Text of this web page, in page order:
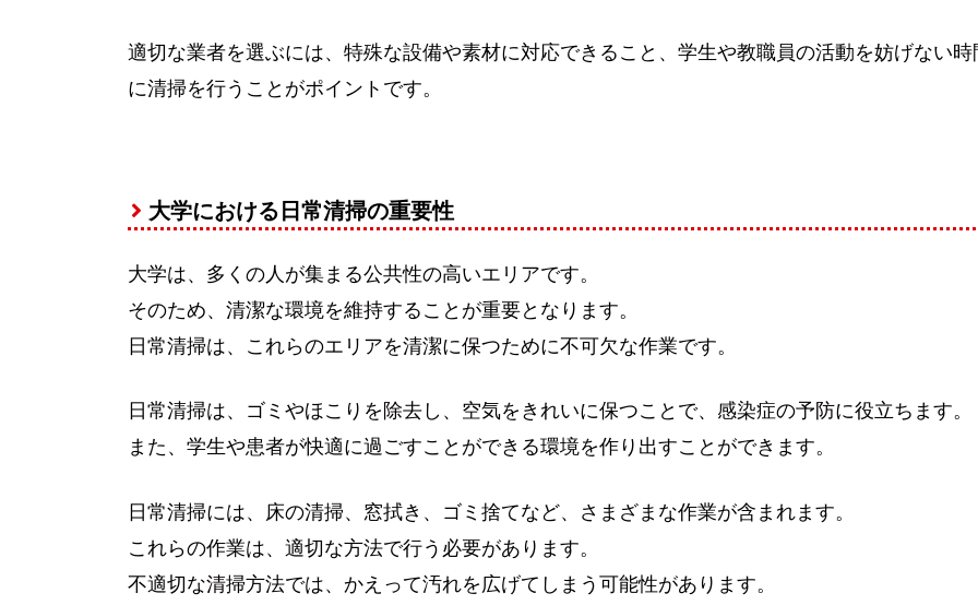
適切な業者を選ぶには、特殊な設備や素材に対応できること、学生や教職員の活動を妨げない時
に清掃を行うことがポイントです。
大学における日常清掃の重要性
大学は、多くの人が集まる公共性の高いエリアです。
そのため、清潔な環境を維持することが重要となります。
日常清掃は、これらのエリアを清潔に保つために不可欠な作業です。
日常清掃は、ゴミやほこりを除去し、空気をきれいに保つことで、感染症の予防に役立ちます。
また、学生や患者が快適に過ごすことができる環境を作り出すことができます。
日常清掃には、床の清掃、窓拭き、ゴミ捨てなど、さまざまな作業が含まれます。
これらの作業は、適切な方法で行う必要があります。
不適切な清掃方法では、かえって汚れを広げてしまう可能性があります。